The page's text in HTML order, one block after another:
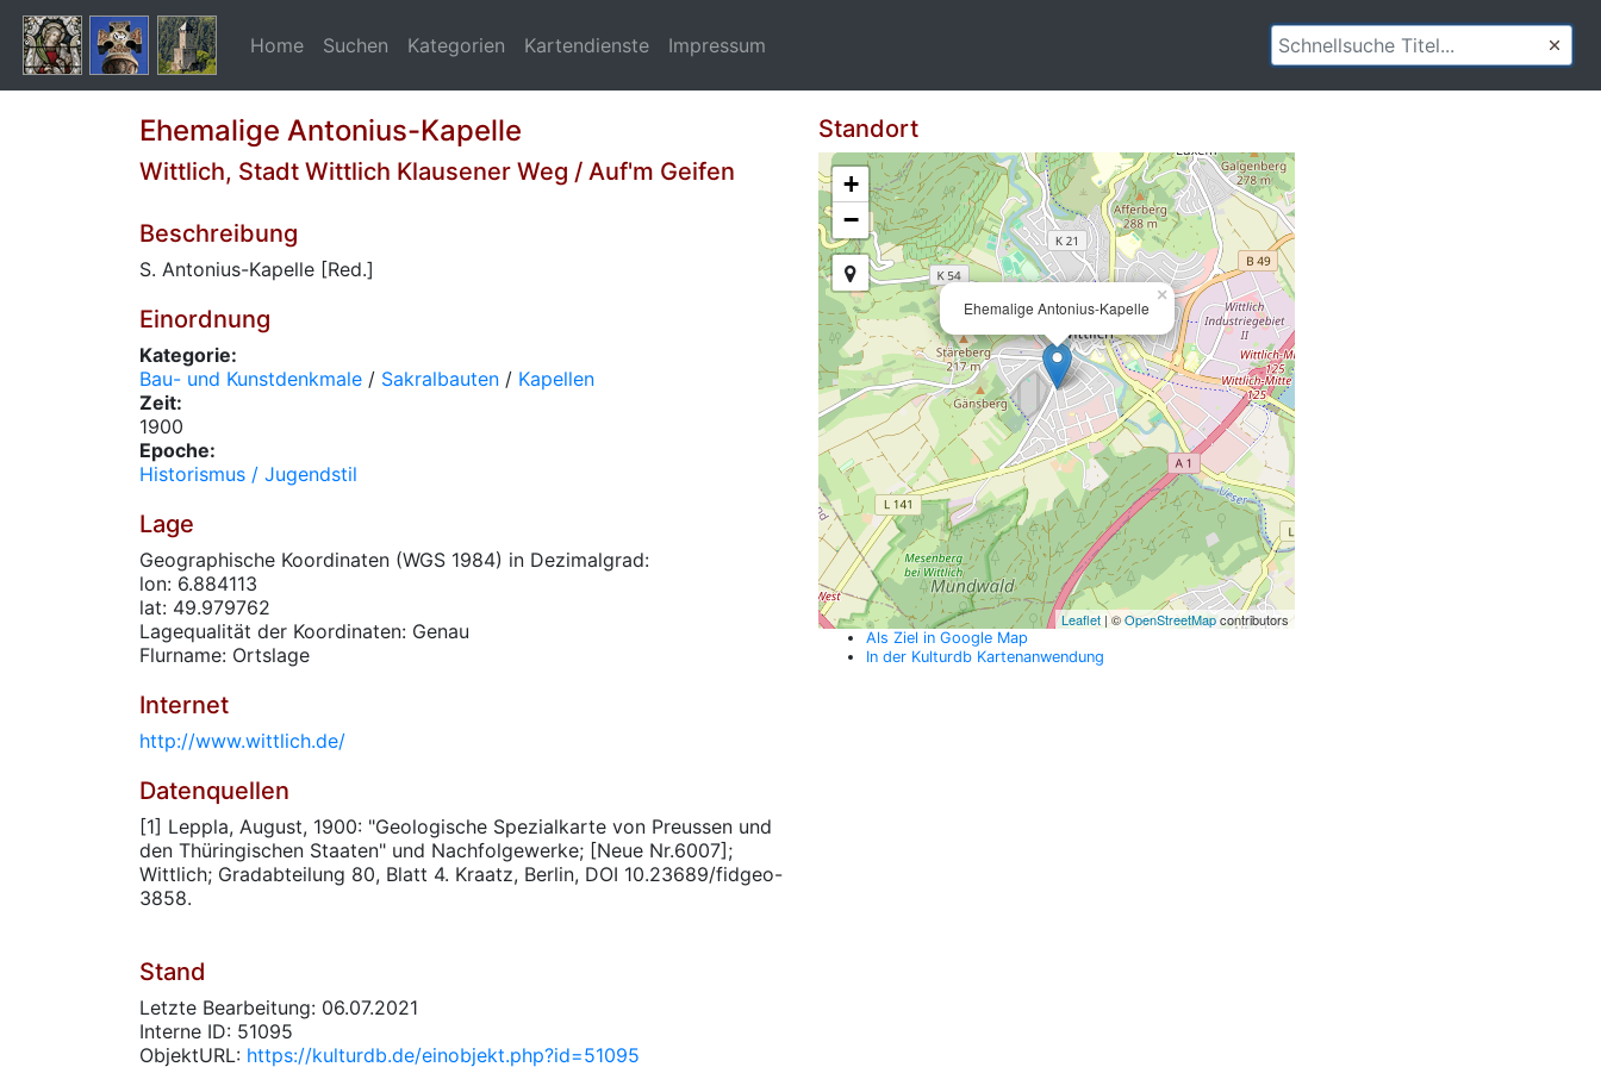
Home Suchen Kategorien Kartendienste Impressum
Ehemalige Antonius-Kapelle
Wittlich, Stadt Wittlich Klausener Weg / Auf'm Geifen
Beschreibung
S. Antonius-Kapelle [Red.]
Einordnung
Kategorie:
Bau- und Kunstdenkmale / Sakralbauten / Kapellen
Zeit:
1900
Epoche:
Historismus / Jugendstil
Lage
Geographische Koordinaten (WGS 1984) in Dezimalgrad:
lon: 6.884113
lat: 49.979762
Lagequalität der Koordinaten: Genau
Flurname: Ortslage
Internet
http://www.wittlich.de/
Datenquellen
[1] Leppla, August, 1900: "Geologische Spezialkarte von Preussen und
den Thüringischen Staaten" und Nachfolgewerke; [Neue Nr.6007];
Wittlich; Gradabteilung 80, Blatt 4. Kraatz, Berlin, DOI 10.23689/fidgeo-
3858.
Stand
Letzte Bearbeitung: 06.07.2021
Interne ID: 51095
ObjektURL: https://kulturdb.de/einobjekt.php?id=51095
Standort
Ehemalige Antonius-Kapelle
×
+
−
Leaflet | ©OpenStreetMapcontributors
Als Ziel in Google Map
In der Kulturdb Kartenanwendung